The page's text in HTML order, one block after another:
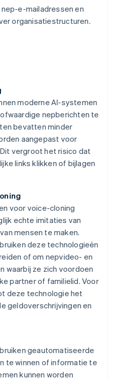
e-mailadressen en
organisatiestructuren.
moderne AI-systemen
nepberichten te
bevatten minder
aangepast voor
vergroot het risico dat
links klikken of bijlagen
voor voice-cloning
echte imitaties van
mensen te maken.
deze technologieën
of om nepvideo- en
waarbij ze zich voordoen
partner of familielid. Voor
deze technologie het
geldoverschrijvingen en
geautomatiseerde
te winnen of informatie te
kunnen worden